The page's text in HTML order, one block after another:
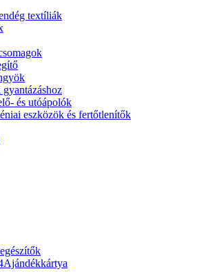
textíliák
és utóápolók
eszközök és fertőtlenítők
Ajándékkártya